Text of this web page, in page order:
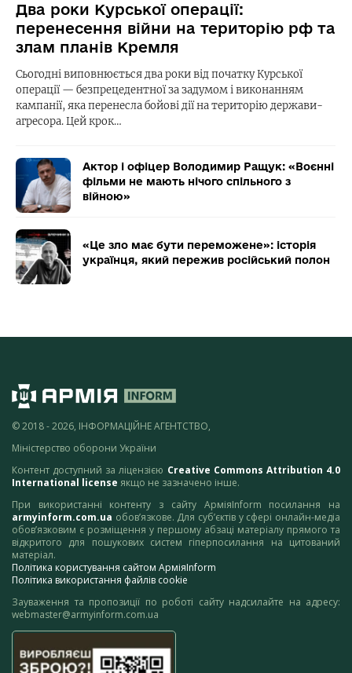
Два роки Курської операції:
перенесення війни на територію рф та
злам планів Кремля
Сьогодні виповнюється два роки від початку Курської
операції — безпрецедентної за задумом і виконанням
кампанії, яка перенесла бойові дії на територію держави-
агресора. Цей крок…
Актор і офіцер Володимир Ращук: «Воєнні
фільми не мають нічого спільного з
війною»
«Це зло має бути переможене»: історія
українця, який пережив російський полон
© 2018 - 2026, ІНФОРМАЦІЙНЕ АГЕНТСТВО,
Міністерство оборони України
Контент доступний за ліцензією Creative Commons Attribution 4.0
International license якщо не зазначено інше.
При використанні контенту з сайту АрміяInform посилання на
armyinform.com.ua обов’язкове. Для суб’єктів у сфері онлайн-медіа
обов’язковим є розміщення у першому абзаці матеріалу прямого та
відкритого для пошукових систем гіперпосилання на цитований
матеріал.
Політика користування сайтом АрміяInform
Політика використання файлів cookie
Зауваження та пропозиції по роботі сайту надсилайте на адресу:
webmaster@armyinform.com.ua